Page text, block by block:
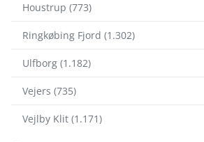
Houstrup (773)
Ringkøbing Fjord (1.302)
Ulfborg (1.182)
Vejers (735)
Vejlby Klit (1.171)